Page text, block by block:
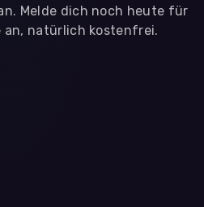
Melde dich noch heute für
an, natürlich kostenfrei.